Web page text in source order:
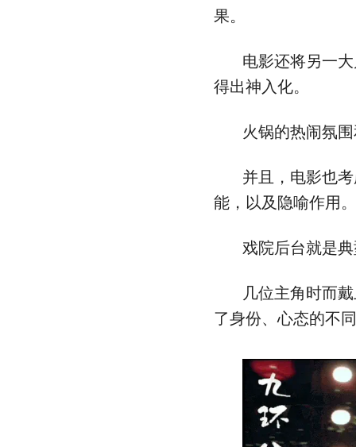
果。
电影还将另一
得出神入化。
火锅的热闹氛
并且，电影也
能，以及隐喻作用
戏院后台就是
几位主角时而
了身份、心态的不